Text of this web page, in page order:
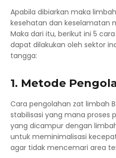
Apabila dibiarkan maka
kesehatan dan keselamatan
Maka dari itu, berikut ini 5
dapat dilakukan oleh sektor
tangga:
1. Metode
Cara pengolahan zat limbah
stabilisasi yang mana proses
yang dicampur dengan
untuk meminimalisasi
agar tidak mencemari area